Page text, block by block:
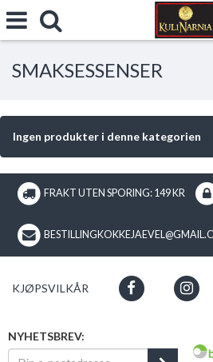
SMAKSESSENSER
Ingen produkter i denne kategorien
FRAKT UTEN SPORING: 149 KR
KJØPSVILKÅR
NYHETSBREV: